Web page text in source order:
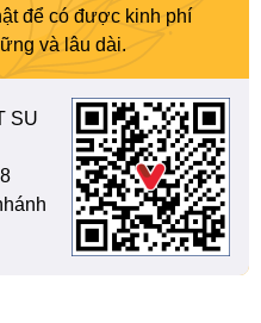
để có được kinh phí
và lâu dài.
SU